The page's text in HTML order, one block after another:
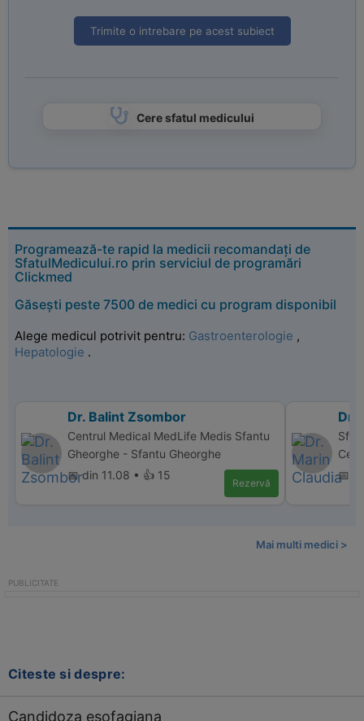
Trimite o intrebare pe acest subiect
Cere sfatul medicului
Programează-te rapid la medicii recomandați de
SfatulMedicului.ro prin serviciul de programări
Clickmed
Găsești peste 7500 de medici cu program disponibil
Alege medicul potrivit pentru: Gastroenterologie ,
Hepatologie .
Dr. Balint Zsombor
Centrul Medical MedLife Medis Sfantu
Gheorghe - Sfantu Gheorghe
📅 din 11.08 • 👍 15
Rezervă
Dr.
📅
Mai multi medici >
Citeste si despre:
Candidoza esofagiana